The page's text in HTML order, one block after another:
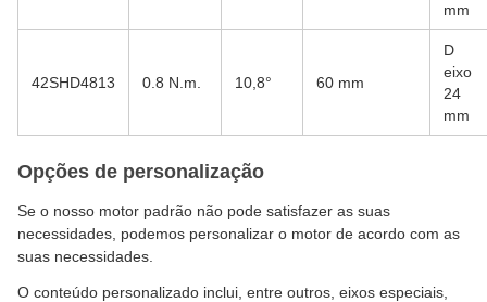
mm
42SHD4813 0.8 N.m. 10,8° 60 mm
D
eixo
24
mm
Opções de personalização
Se o nosso motor padrão não pode satisfazer as suas
necessidades, podemos personalizar o motor de acordo com as
suas necessidades.
O conteúdo personalizado inclui, entre outros, eixos especiais,